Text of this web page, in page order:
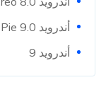
أندرويد Pie 9.0
أندرويد 9